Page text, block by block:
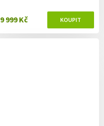
9 999 Kč